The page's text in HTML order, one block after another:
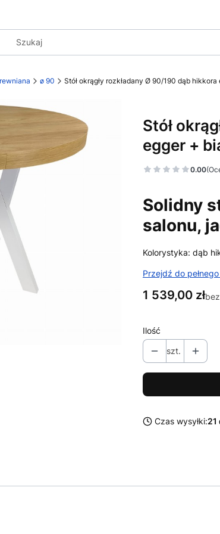
ø 90 Stół okrągły rozkładany Ø 90/190 dąb hikkora
Stół
egger +
0.00
Solidny
salonu,
Kolorystyka: dąb
Przejdź do
Cena
1 539,00 zł
Ilość
szt.
Czas wysyłki:21